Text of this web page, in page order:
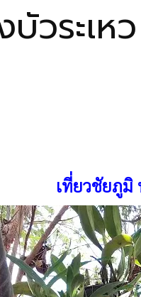
วระเห
เที่ยวชัยภูมิ